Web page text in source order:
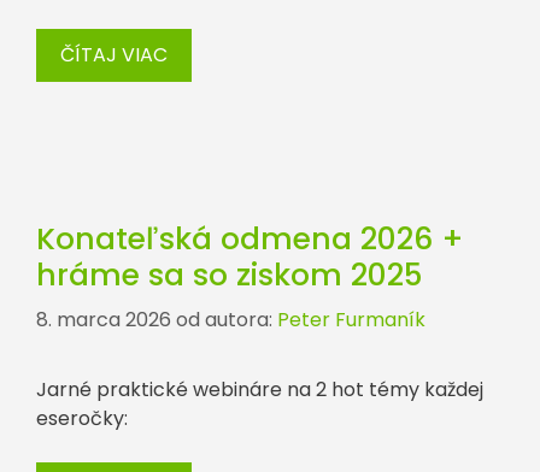
ČÍTAJ VIAC
Konateľská odmena 2026 +
hráme sa so ziskom 2025
8. marca 2026 od autora: Peter Furmaník
Jarné praktické webináre na 2 hot témy každej
eseročky: